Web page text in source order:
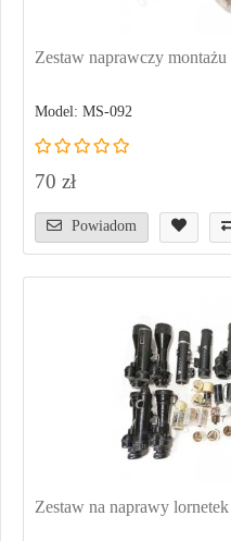
Zestaw naprawczy
Model: MS-092
70 zł
Powiadom
Zestaw na naprawy